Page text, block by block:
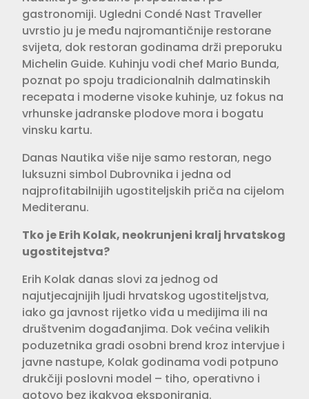
gastronomiji. Ugledni Condé Nast Traveller
uvrstio ju je među najromantičnije restorane
svijeta, dok restoran godinama drži preporuku
Michelin Guide. Kuhinju vodi chef Mario Bunda,
poznat po spoju tradicionalnih dalmatinskih
recepata i moderne visoke kuhinje, uz fokus na
vrhunske jadranske plodove mora i bogatu
vinsku kartu.
Danas Nautika više nije samo restoran, nego
luksuzni simbol Dubrovnika i jedna od
najprofitabilnijih ugostiteljskih priča na cijelom
Mediteranu.
Tko je Erih Kolak, neokrunjeni kralj hrvatskog
ugostitejstva?
Erih Kolak danas slovi za jednog od
najutjecajnijih ljudi hrvatskog ugostiteljstva,
iako ga javnost rijetko viđa u medijima ili na
društvenim događanjima. Dok većina velikih
poduzetnika gradi osobni brend kroz intervjue i
javne nastupe, Kolak godinama vodi potpuno
drukčiji poslovni model – tiho, operativno i
gotovo bez ikakvog eksponiranja.